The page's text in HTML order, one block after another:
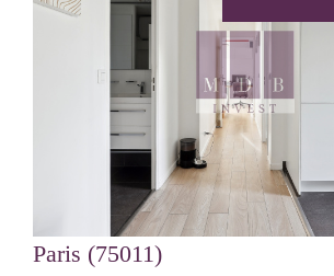
voir le bien
Paris (75011)